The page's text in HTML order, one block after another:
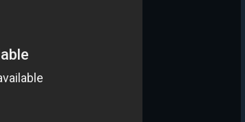
80周年の本校
栗林氏所蔵
生実初期